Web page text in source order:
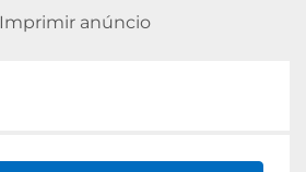
Imprimir anúncio